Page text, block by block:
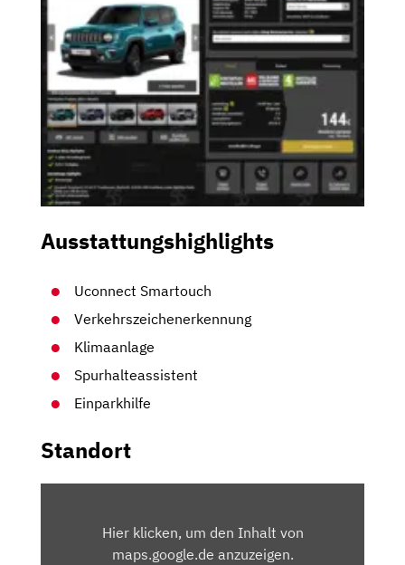
Ausstattungshighlights
Uconnect Smartouch
Verkehrszeichenerkennung
Klimaanlage
Spurhalteassistent
Einparkhilfe
Standort
MAPS.GOOGLE.DEHier klicken, um den Inhalt von
maps.google.de anzuzeigen.